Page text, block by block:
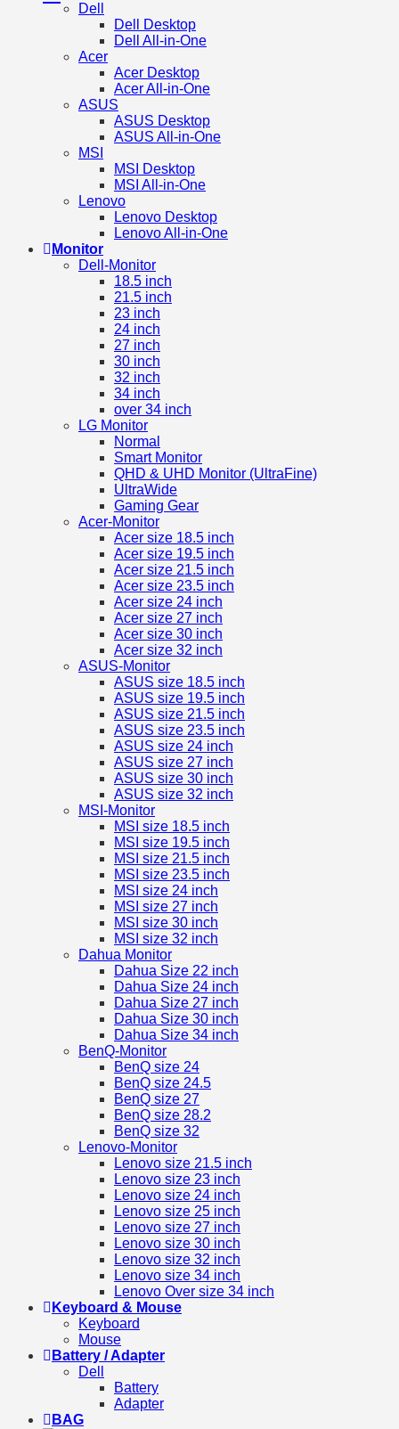
Dell
Dell Desktop
Dell All-in-One
Acer
Acer Desktop
Acer All-in-One
ASUS
ASUS Desktop
ASUS All-in-One
MSI
MSI Desktop
MSI All-in-One
Lenovo
Lenovo Desktop
Lenovo All-in-One
Monitor
Dell-Monitor
18.5 inch
21.5 inch
23 inch
24 inch
27 inch
30 inch
32 inch
34 inch
over 34 inch
LG Monitor
Normal
Smart Monitor
QHD & UHD Monitor (UltraFine)
UltraWide
Gaming Gear
Acer-Monitor
Acer size 18.5 inch
Acer size 19.5 inch
Acer size 21.5 inch
Acer size 23.5 inch
Acer size 24 inch
Acer size 27 inch
Acer size 30 inch
Acer size 32 inch
ASUS-Monitor
ASUS size 18.5 inch
ASUS size 19.5 inch
ASUS size 21.5 inch
ASUS size 23.5 inch
ASUS size 24 inch
ASUS size 27 inch
ASUS size 30 inch
ASUS size 32 inch
MSI-Monitor
MSI size 18.5 inch
MSI size 19.5 inch
MSI size 21.5 inch
MSI size 23.5 inch
MSI size 24 inch
MSI size 27 inch
MSI size 30 inch
MSI size 32 inch
Dahua Monitor
Dahua Size 22 inch
Dahua Size 24 inch
Dahua Size 27 inch
Dahua Size 30 inch
Dahua Size 34 inch
BenQ-Monitor
BenQ size 24
BenQ size 24.5
BenQ size 27
BenQ size 28.2
BenQ size 32
Lenovo-Monitor
Lenovo size 21.5 inch
Lenovo size 23 inch
Lenovo size 24 inch
Lenovo size 25 inch
Lenovo size 27 inch
Lenovo size 30 inch
Lenovo size 32 inch
Lenovo size 34 inch
Lenovo Over size 34 inch
Keyboard & Mouse
Keyboard
Mouse
Battery / Adapter
Dell
Battery
Adapter
BAG